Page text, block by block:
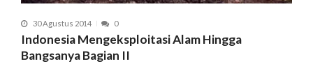
30 Agustus 2014 0
Indonesia Mengeksploitasi Alam Hingga
Bangsanya Bagian II